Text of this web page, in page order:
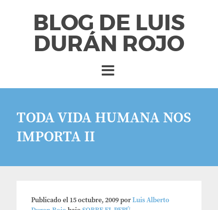
BLOG DE LUIS
DURÁN ROJO
TODA VIDA HUMANA NOS
IMPORTA II
Publicado el 15 octubre, 2009porLuis Alberto